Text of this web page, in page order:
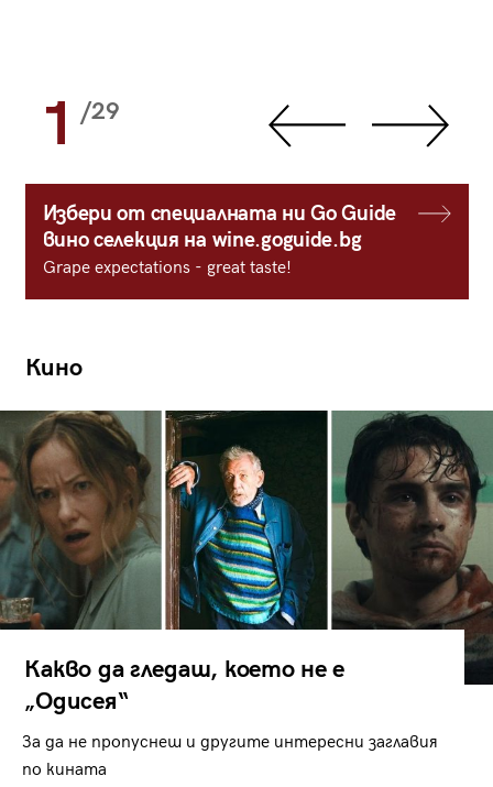
1 /29
Избери от специалната ни Go Guide
вино селекция на wine.goguide.bg
Grape expectations - great taste!
Кино
Какво да гледаш, което не е
„Одисея“
За да не пропуснеш и другите интересни заглавия
по кината